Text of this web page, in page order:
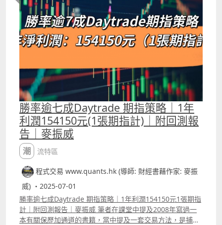
報達67%。 在留言區有原策略的Trading View代碼，
Patreon及Youtube高級會員版本則有第一種改良版策略的
完整代碼，以及可選擇使用第二種改良版的策略。
勝率逾七成Daytrade 期指策略｜1年
利潤154150元(1張期指計)｜附回測報
告｜麥振威
潮流特區
程式交易 www.quants.hk (導師: 財經書藉作家: 麥振
威) ・2025-07-01
勝率逾七成Daytrade 期指策略｜1年利潤154150元1張期指
計｜附回測報告｜麥振威 筆者在課堂中提及2008年寫過一
本有關保歷加通道的書籍，當中提及一套交易方法，是捕捉